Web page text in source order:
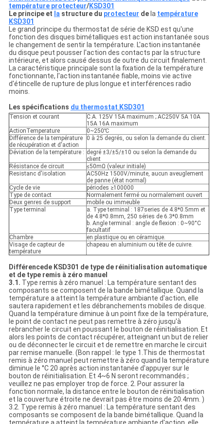
température protecteur/KSD301
Le principe et lastructure du protecteur dela température
KSD301
Le grand principe du thermostat de série de KSD est qu'une
fonction des disques bimétalliques est action instantanée sous
le changement de sentir la température. L'action instantanée
du disque peut pousser l'action des contacts par la structure
intérieure, et alors causé dessus de outre du circuit finalement.
La caractéristique principale sont la fixation de la température
fonctionnante, l'action instantanée fiable, moins vie active
d'étincelle de rupture de plus longue et interférences radio
moins.
Les spécifications du thermostat KSD301
Tension et courant
C.A. 125V 15A maximum ; AC250V 5A 10A
15A 16A maximum
ActionTemperature
0~250℃
Différence de la température
de récupération et d'action
0 à 25 degrés, ou selon la demande du client.
Déviation de la température : degré ±3/±5/±10 ou selon la demande du
client
Résistance de circuit
≤50mΩ (valeur initiale)
Resistanc d'isolation
AC50Hz 1500V/minute, aucun aveuglement
de panne (état normal)
Cycle de vie
périodes ≥100000
Type de contact
Normalement fermé ou normalement ouvert
Deux genres de support
mobile ou immeuble
Type terminal
a. Type terminal : 187series de 4.8*0.5mm et
de 4.8*0.8mm, 250 séries de 6.3*0.8mm
b. Angle terminal : angle de flexion : 0~90°C
facultatif
Chambre
en plastique ou en céramique.
Visage de capteur de
température
chapeau en aluminium ou tête de cuivre.
Différencede KSD301 de type de réinitialisation automatique
et de type remis à zéro manuel
3.1. Type remis à zéro manuel : La température sentant des
composants se composent de la bande bimétallique. Quand la
température a atteint la température ambiante d'action, elle
sautera rapidement et les débranchements mobiles de disque.
Quand la température diminue à un point fixe de la température,
le point de contact ne peut pas remettre à zéro jusqu'à
rebrancher le circuit en poussant le bouton de réinitialisation. Et
alors les points de contact récupérer, atteignant un but de relier
ou de déconnecter le circuit et de remettre en marche le circuit
par remise manuelle. (Bon rappel : le type 1.This de thermostat
remis à zéro manuel peut remettre à zéro quand la température
diminue le °C 20 après action instantanée d'appuyer sur le
bouton de réinitialisation. Et 4~6 N seront recommandés ;
veuillez ne pas employer trop de force. 2. Pour assurer la
fonction normale, la distance entre le bouton de réinitialisation
et la couverture étroite ne devrait pas être moins de 20.4mm. )
3.2. Type remis à zéro manuel : La température sentant des
composants se composent de la bande bimétallique. Quand la